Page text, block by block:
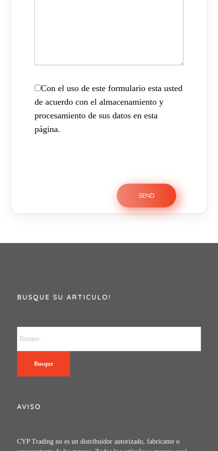
Con el uso de este formulario esta usted
de acuerdo con el almacenamiento y
procesamiento de sus datos en esta
página.
BUSQUE SU ARTICULO!
Busque
AVISO
CYP Trading no es un distribuidor autorizado, fabricante o